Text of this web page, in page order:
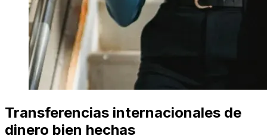
Transferencias internacionales de
dinero bien hechas